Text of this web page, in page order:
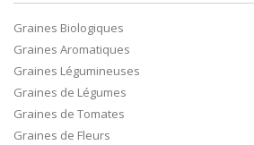
Graines Biologiques
Graines Aromatiques
Graines Légumineuses
Graines de Légumes
Graines de Tomates
Graines de Fleurs